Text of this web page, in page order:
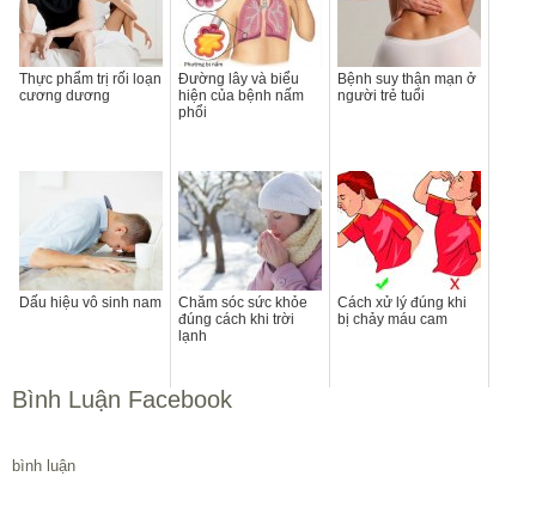
Thực phẩm trị rối loạn
cương dương
Đường lây và biểu
hiện của bệnh nấm
phổi
Bệnh suy thận mạn ở
người trẻ tuổi
Dấu hiệu vô sinh nam
Chăm sóc sức khỏe
đúng cách khi trời
lạnh
Cách xử lý đúng khi
bị chảy máu cam
Bình Luận Facebook
bình luận